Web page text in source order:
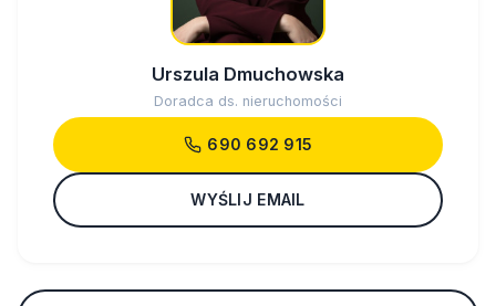
Urszula Dmuchowska
Doradca ds. nieruchomości
690 692 915
WYŚLIJ EMAIL